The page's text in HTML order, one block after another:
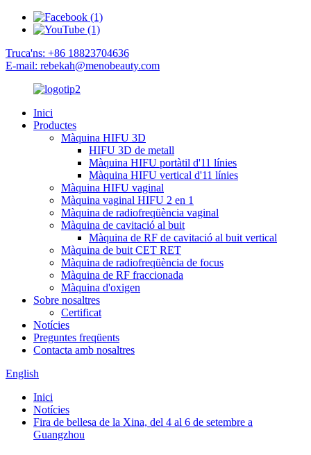
Truca'ns: +86 18823704636
E-mail: rebekah@menobeauty.com
Inici
Productes
Màquina HIFU 3D
HIFU 3D de metall
Màquina HIFU portàtil d'11 línies
Màquina HIFU vertical d'11 línies
Màquina HIFU vaginal
Màquina vaginal HIFU 2 en 1
Màquina de radiofreqüència vaginal
Màquina de cavitació al buit
Màquina de RF de cavitació al buit vertical
Màquina de buit CET RET
Màquina de radiofreqüència de focus
Màquina de RF fraccionada
Màquina d'oxigen
Sobre nosaltres
Certificat
Notícies
Preguntes freqüents
Contacta amb nosaltres
English
Inici
Notícies
Fira de bellesa de la Xina, del 4 al 6 de setembre a
Guangzhou